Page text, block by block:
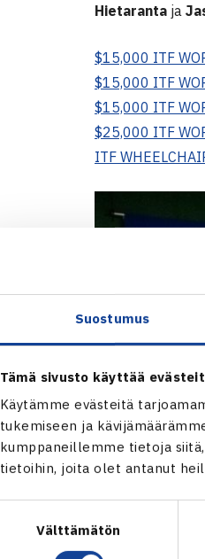
Suostumus
Tämä sivusto käyttää
Käytämme evästeitä
tukemiseen ja
kumppaneillemme tietoja
tietoihin, joita olet antanut
Välttämätön
Hietaranta ja
$15,000 ITF
$15,000 ITF
$15,000 ITF
$25,000 ITF
ITF